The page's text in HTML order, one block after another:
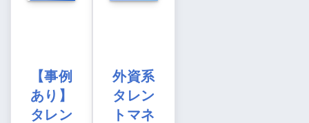
【事例
あり】
タレン
外資系
タレン
トマネ